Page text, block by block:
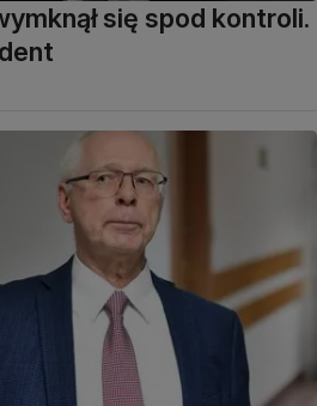
się spod kontroli.